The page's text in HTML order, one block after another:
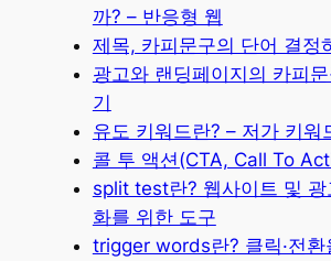
까? – 반응형 웹
제목, 카피문구의 단어 결정
광고와 랜딩페이지의 카피
기
유도 키워드란? – 저가 키워
콜 투 액션(CTA, Call To
split test란? 웹사이트 및 광
화를 위한 도구
trigger words란? 클릭·전환